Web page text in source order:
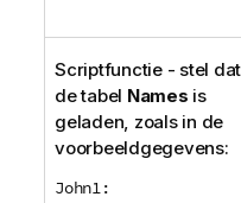
Scriptfunctie - stel dat
de tabel Names is
geladen, zoals in de
voorbeeldgegevens:
John1: